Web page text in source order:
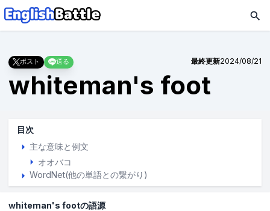
ポスト 送る 最終更新2024/08/21
whiteman's foot
目次
主な意味と例文
オオバコ
WordNet(他の単語との繋がり)
whiteman's footの語源